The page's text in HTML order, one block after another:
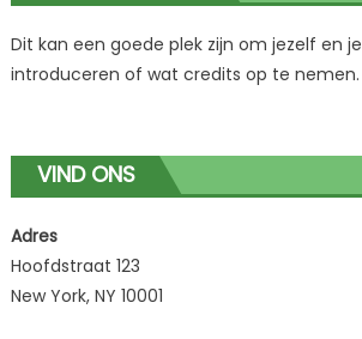
Dit kan een goede plek zijn om jezelf en
introduceren of wat credits op te nemen.
VIND ONS
Adres
Hoofdstraat 123
New York, NY 10001